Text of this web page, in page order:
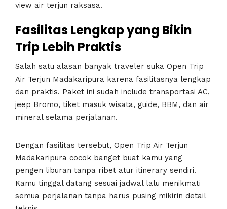
view air terjun raksasa.
Fasilitas Lengkap yang Bikin
Trip Lebih Praktis
Salah satu alasan banyak traveler suka Open Trip
Air Terjun Madakaripura karena fasilitasnya lengkap
dan praktis. Paket ini sudah include transportasi AC,
jeep Bromo, tiket masuk wisata, guide, BBM, dan air
mineral selama perjalanan.
Dengan fasilitas tersebut, Open Trip Air Terjun
Madakaripura cocok banget buat kamu yang
pengen liburan tanpa ribet atur itinerary sendiri.
Kamu tinggal datang sesuai jadwal lalu menikmati
semua perjalanan tanpa harus pusing mikirin detail